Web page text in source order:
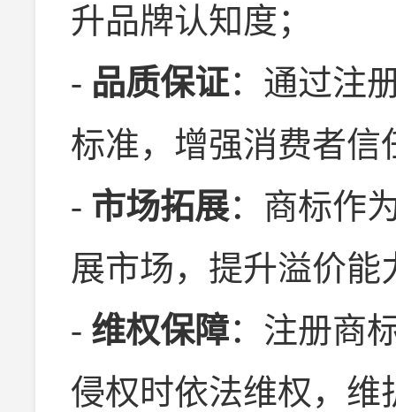
升品牌认知度；
- 品质保证：通过注
标准，增强消费者信
- 市场拓展：商标作
展市场，提升溢价能
- 维权保障：注册商
侵权时依法维权，维